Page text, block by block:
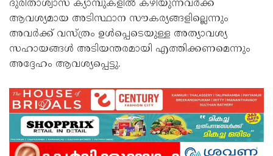
ദുരിതാശ്വാസ ക്യാമ്പുകളിൽ കഴിയുന്നവർക്ക്
ആവശ്യമായ അടിസ്ഥാന സൗകര്യങ്ങളില്ലെന്നും
അവർക്ക് വസ്ത്രം ഉൾപ്പെടെയുള്ള അത്യാവശ്യ
സഹായങ്ങൾ അടിയന്തരമായി എത്തിക്കണമെന്നും
അദ്ദേഹം ആവശ്യപ്പെട്ടു.